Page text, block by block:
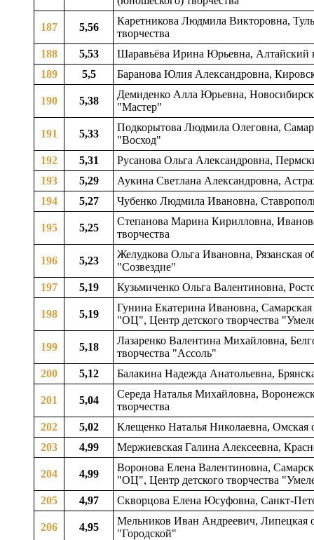
187 5,56
Каретникова Людмила Викторовна,
творчества
188
5,53
Шаравьёва Ирина Юрьевна, Алтайский
189
5,5 Баранова Юлия Александровна,
190 5,38
Демиденко Алла Юрьевна,
"Мастер"
191 5,33
Подкорытова Людмила Олеговна,
"Восход"
192
5,31
Русанова Ольга Александровна,
193
5,29
Аукина Светлана Александровна,
194
5,27 Чубенко Людмила Ивановна,
195 5,25
Степанова Марина Кирилловна,
творчества
196 5,23
Желудкова Ольга Ивановна, Рязанская
"Созвездие"
197
5,19 Кузьмиченко Ольга Валентиновна,
198 5,19
Гунина Екатерина Ивановна,
"ОЦ", Центр детского творчества
199 5,18
Лазаренко Валентина Михайловна,
творчества "Ассоль"
200
5,12 Балакина Надежда Анатольевна,
201 5,04
Середа Наталья Михайловна,
творчества
202
5,02
Клещенко Наталья Николаевна,
203
4,99 Мержиевская Галина Алексеевна,
204 4,99
Воронова Елена Валентиновна,
"ОЦ", Центр детского творчества
205
4,97 Скворцова Елена Юсуфовна, Санкт-
206 4,95
Мельников Иван Андреевич, Липецкая
"Городской"